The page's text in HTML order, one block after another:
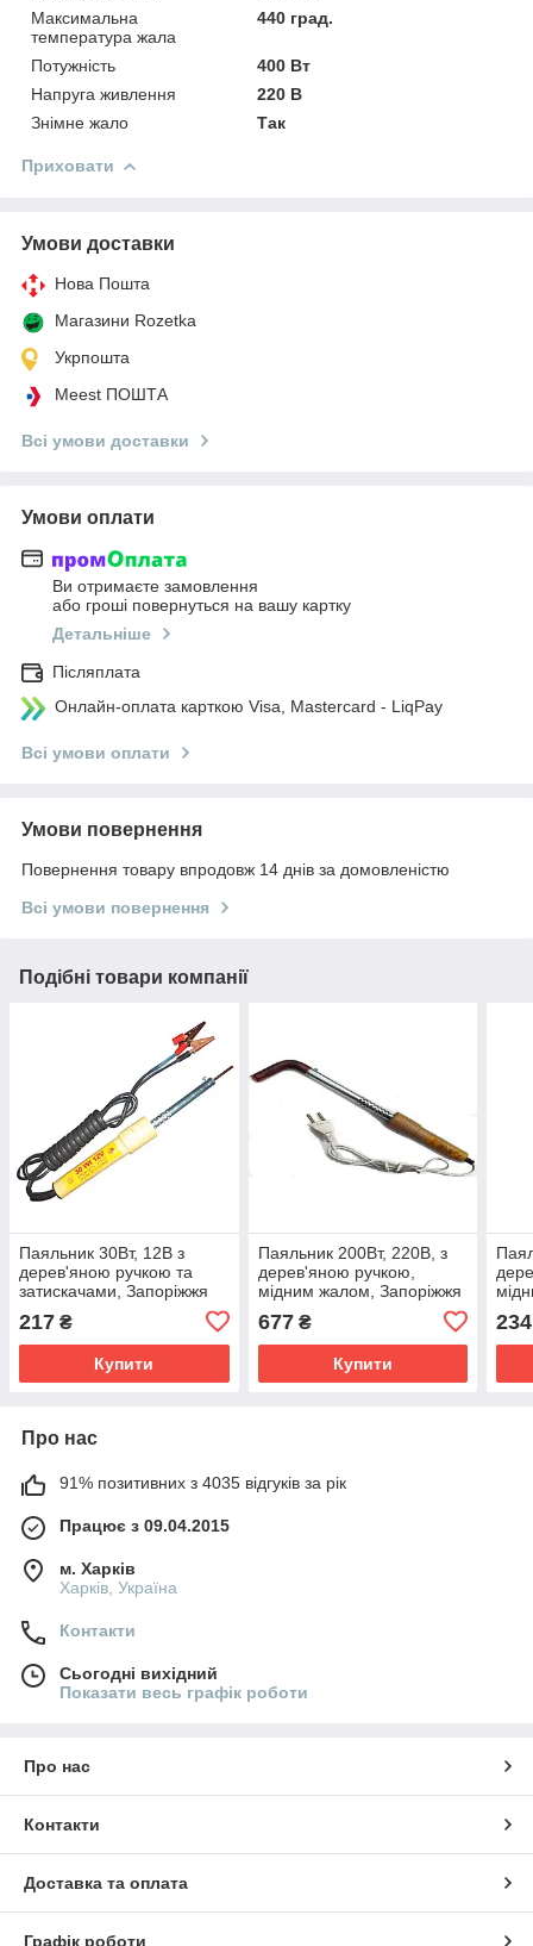
Максимальна
температура жала
440 град.
Потужність
400 Вт
Напруга живлення
220 В
Знімне жало
Так
Приховати
Умови доставки
Нова Пошта
Магазини Rozetka
Укрпошта
Meest ПОШТА
Всі умови доставки
Умови оплати
Ви отримаєте замовлення
або гроші повернуться на вашу картку
Детальніше
Післяплата
Онлайн-оплата карткою Visa, Mastercard - LiqPay
Всі умови оплати
Умови повернення
Повернення товару впродовж 14 днів за домовленістю
Всі умови повернення
Подібні товари компанії
Паяльник 30Вт, 12В з
дерев'яною ручкою та
затискачами, Запоріжжя
217 ₴
Купити
Паяльник 200Вт, 220В, з
дерев'яною ручкою,
мідним жалом, Запоріжжя
677₴
Купити
234
Про нас
91% позитивних з 4035 відгуків за рік
Працює з 09.04.2015
м. Харків
Харків, Україна
Контакти
Сьогодні вихідний
Показати весь графік роботи
Про нас
Контакти
Доставка та оплата
Графік роботи